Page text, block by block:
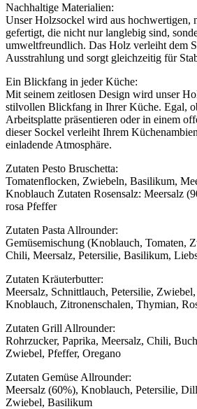
Nachhaltige Materialien:
Unser Holzsockel wird aus hochwertigen,
gefertigt, die nicht nur langlebig sind,
umweltfreundlich. Das Holz verleiht dem
Ausstrahlung und sorgt gleichzeitig für
Ein Blickfang in jeder Küche:
Mit seinem zeitlosen Design wird unser
stilvollen Blickfang in Ihrer Küche. Egal,
Arbeitsplatte präsentieren oder in einem
dieser Sockel verleiht Ihrem
einladende Atmosphäre.
Zutaten Pesto Bruschetta:
Tomatenflocken, Zwiebeln, Basilikum,
Knoblauch Zutaten Rosensalz: Meersalz
rosa Pfeffer
Zutaten Pasta Allrounder:
Gemüsemischung (Knoblauch, Tomaten,
Chili, Meersalz, Petersilie, Basilikum,
Zutaten Kräuterbutter:
Meersalz, Schnittlauch, Petersilie,
Knoblauch, Zitronenschalen, Thymian,
Zutaten Grill Allrounder:
Rohrzucker, Paprika, Meersalz, Chili,
Zwiebel, Pfeffer, Oregano
Zutaten Gemüse Allrounder:
Meersalz (60%), Knoblauch, Petersilie,
Zwiebel, Basilikum